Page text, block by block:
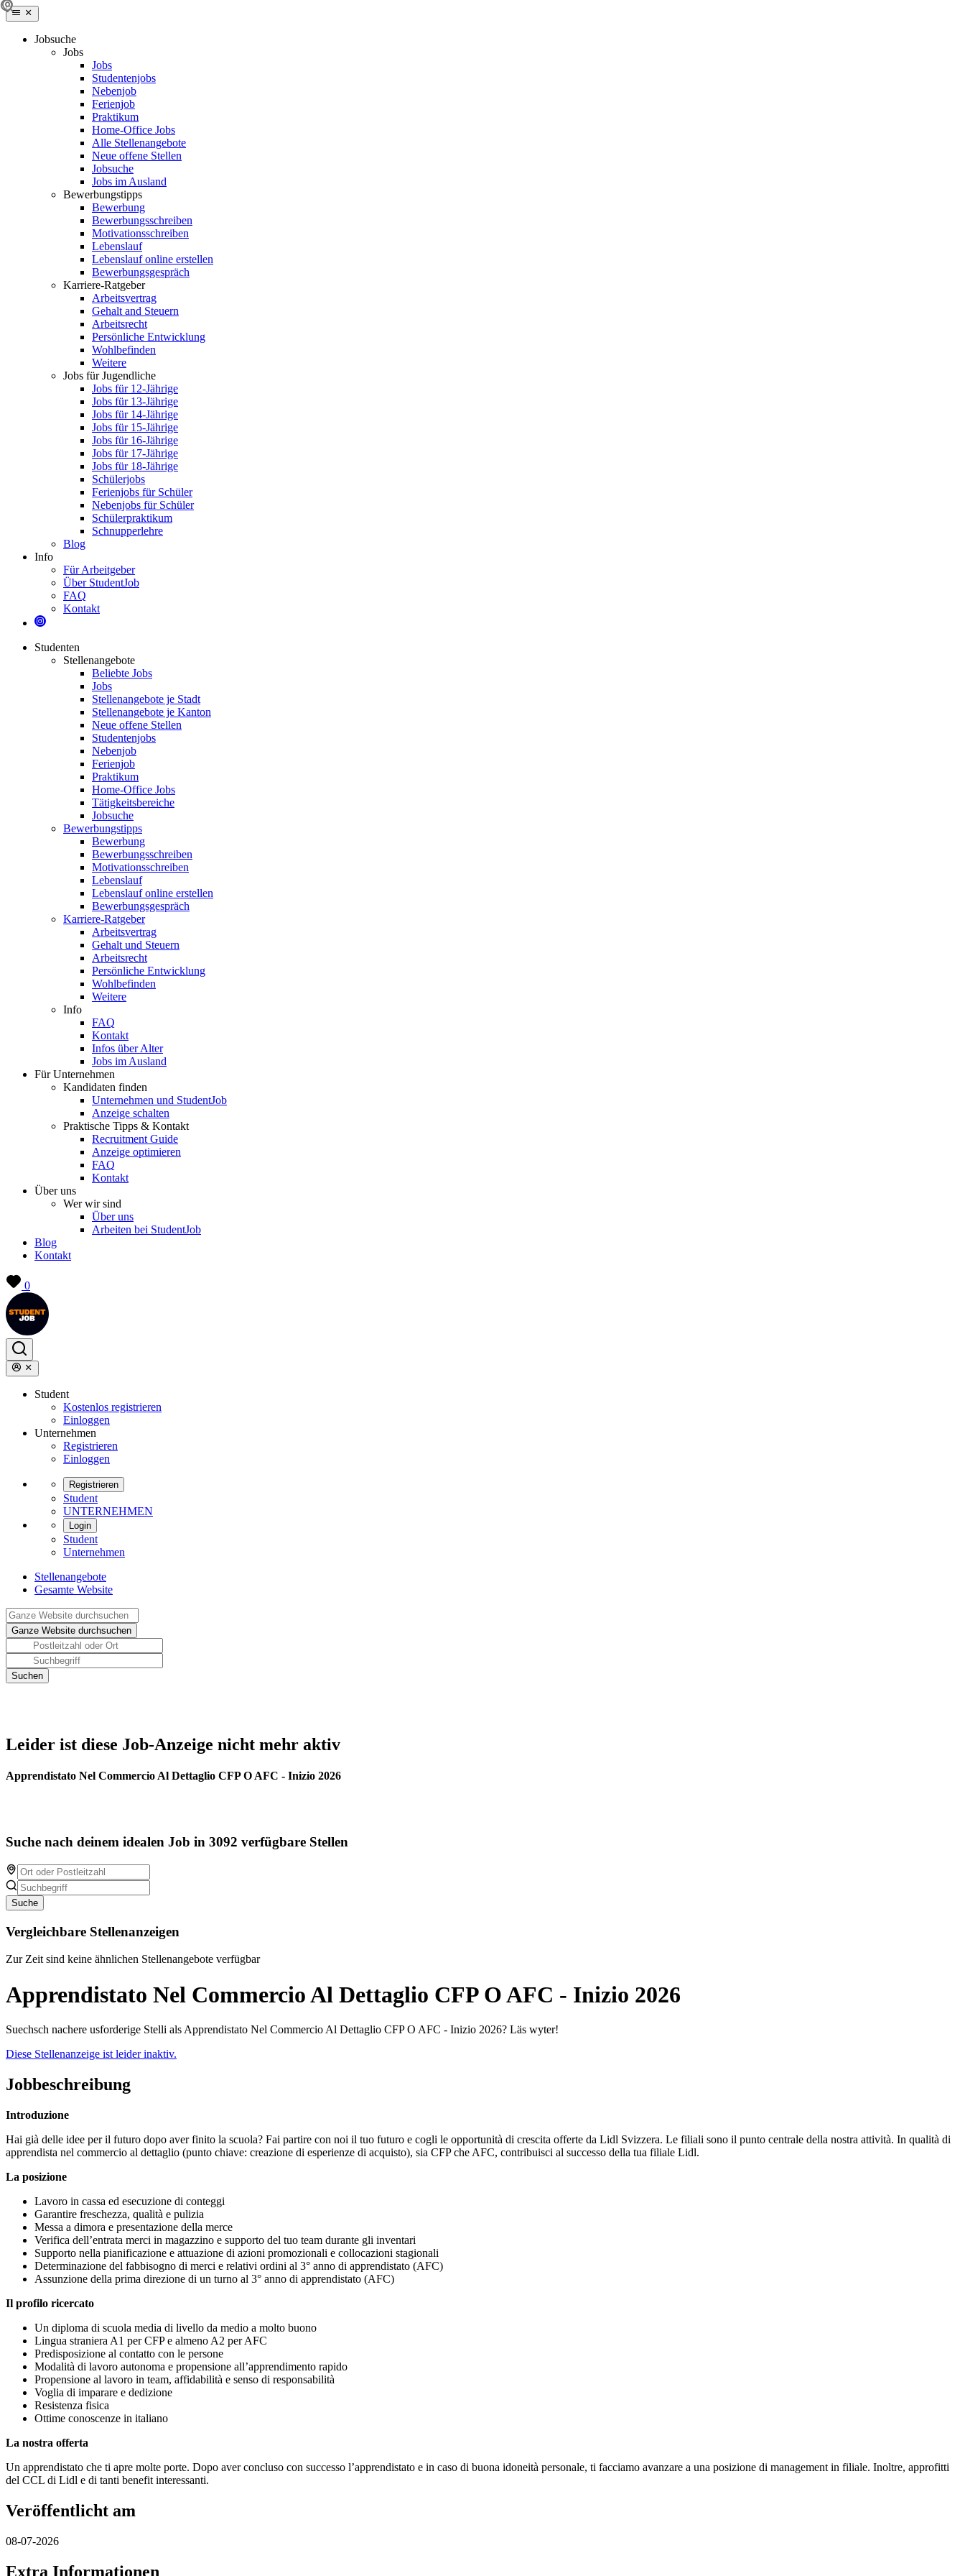
Jobsuche
Jobs
Jobs
Studentenjobs
Nebenjob
Ferienjob
Praktikum
Home-Office Jobs
Alle Stellenangebote
Neue offene Stellen
Jobsuche
Jobs im Ausland
Bewerbungstipps
Bewerbung
Bewerbungsschreiben
Motivationsschreiben
Lebenslauf
Lebenslauf online erstellen
Bewerbungsgespräch
Karriere-Ratgeber
Arbeitsvertrag
Gehalt and Steuern
Arbeitsrecht
Persönliche Entwicklung
Wohlbefinden
Weitere
Jobs für Jugendliche
Jobs für 12-Jährige
Jobs für 13-Jährige
Jobs für 14-Jährige
Jobs für 15-Jährige
Jobs für 16-Jährige
Jobs für 17-Jährige
Jobs für 18-Jährige
Schülerjobs
Ferienjobs für Schüler
Nebenjobs für Schüler
Schülerpraktikum
Schnupperlehre
Blog
Info
Für Arbeitgeber
Über StudentJob
FAQ
Kontakt
Studenten
Stellenangebote
Beliebte Jobs
Jobs
Stellenangebote je Stadt
Stellenangebote je Kanton
Neue offene Stellen
Studentenjobs
Nebenjob
Ferienjob
Praktikum
Home-Office Jobs
Tätigkeitsbereiche
Jobsuche
Bewerbungstipps
Bewerbung
Bewerbungsschreiben
Motivationsschreiben
Lebenslauf
Lebenslauf online erstellen
Bewerbungsgespräch
Karriere-Ratgeber
Arbeitsvertrag
Gehalt und Steuern
Arbeitsrecht
Persönliche Entwicklung
Wohlbefinden
Weitere
Info
FAQ
Kontakt
Infos über Alter
Jobs im Ausland
Für Unternehmen
Kandidaten finden
Unternehmen und StudentJob
Anzeige schalten
Praktische Tipps & Kontakt
Recruitment Guide
Anzeige optimieren
FAQ
Kontakt
Über uns
Wer wir sind
Über uns
Arbeiten bei StudentJob
Blog
Kontakt
0
Student
Kostenlos registrieren
Einloggen
Unternehmen
Registrieren
Einloggen
Registrieren
Student
UNTERNEHMEN
Login
Student
Unternehmen
Stellenangebote
Gesamte Website
Leider ist diese Job-Anzeige nicht mehr aktiv
Apprendistato Nel Commercio Al Dettaglio CFP O AFC - Inizio 2026
Suche nach deinem idealen Job in 3092 verfügbare Stellen
Suche
Vergleichbare Stellenanzeigen
Zur Zeit sind keine ähnlichen Stellenangebote verfügbar
Apprendistato Nel Commercio Al Dettaglio CFP O AFC - Inizio 2026
Suechsch nachere usforderige Stelli als Apprendistato Nel Commercio Al Dettaglio CFP O AFC - Inizio 2026? Läs wyter!
Diese Stellenanzeige ist leider inaktiv.
Jobbeschreibung
Introduzione
Hai già delle idee per il futuro dopo aver finito la scuola? Fai partire con noi il tuo futuro e cogli le opportunità di crescita offerte da Lidl Svizzera. Le filiali sono il punto centrale della nostra attività. In qualità di
apprendista nel commercio al dettaglio (punto chiave: creazione di esperienze di acquisto), sia CFP che AFC, contribuisci al successo della tua filiale Lidl.
La posizione
Lavoro in cassa ed esecuzione di conteggi
Garantire freschezza, qualità e pulizia
Messa a dimora e presentazione della merce
Verifica dell’entrata merci in magazzino e supporto del tuo team durante gli inventari
Supporto nella pianificazione e attuazione di azioni promozionali e collocazioni stagionali
Determinazione del fabbisogno di merci e relativi ordini al 3° anno di apprendistato (AFC)
Assunzione della prima direzione di un turno al 3° anno di apprendistato (AFC)
Il profilo ricercato
Un diploma di scuola media di livello da medio a molto buono
Lingua straniera A1 per CFP e almeno A2 per AFC
Predisposizione al contatto con le persone
Modalità di lavoro autonoma e propensione all’apprendimento rapido
Propensione al lavoro in team, affidabilità e senso di responsabilità
Voglia di imparare e dedizione
Resistenza fisica
Ottime conoscenze in italiano
La nostra offerta
Un apprendistato che ti apre molte porte. Dopo aver concluso con successo l’apprendistato e in caso di buona idoneità personale, ti facciamo avanzare a una posizione di management in filiale. Inoltre, approfitti
del CCL di Lidl e di tanti benefit interessanti.
Veröffentlicht am
08-07-2026
Extra Informationen